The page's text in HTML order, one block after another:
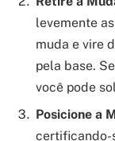
levemente
muda e vire
pela base.
você pode
Posicione a
certificando-